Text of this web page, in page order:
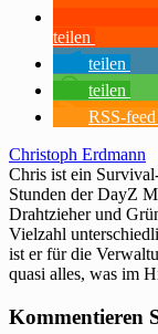
teilen
teilen
teilen
RSS-feed
Christoph Erdmann
Chris ist ein
Stunden der DayZ
Drahtzieher und
Vielzahl
ist er für die
quasi alles, was im
Kommentieren